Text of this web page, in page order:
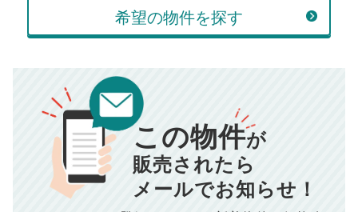
万円
返済シミュレーション計算結果
毎月の支払額 834
年間の支払額 10,005 円
計算する
00万円
■仲介手数料／ 00万円
■売買契約書印紙／ 0
■抵当権抹消費用／0万円
※購入価格よりも売却価格が高い場合、譲渡所得税が発生する
場合がございます。詳しくは最寄りの税務署などにご確認く
希望の物件を探す
この物件が
販売されたら
メールでお知らせ！